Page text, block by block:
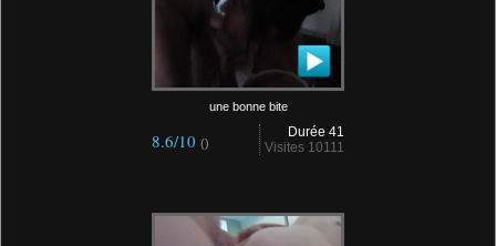
une bonne bite
Durée 41
Visites 10111
8.6/10 ()